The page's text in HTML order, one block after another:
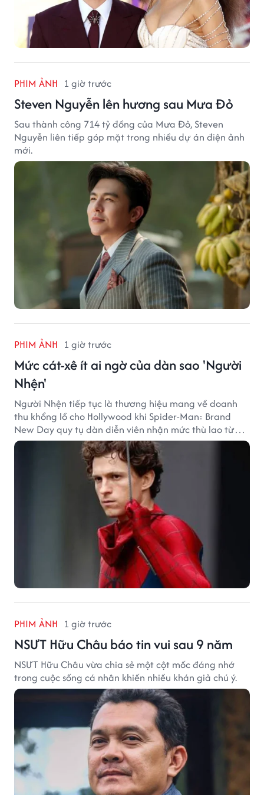
PHIM ẢNH 1 giờ trước
Steven Nguyễn lên hương sau Mưa Đỏ
Sau thành công 714 tỷ đồng của Mưa Đỏ, Steven
Nguyễn liên tiếp góp mặt trong nhiều dự án điện ảnh
mới.
PHIM ẢNH 1 giờ trước
Mức cát-xê ít ai ngờ của dàn sao 'Người
Nhện'
Người Nhện tiếp tục là thương hiệu mang về doanh
thu khổng lồ cho Hollywood khi Spider-Man: Brand
New Day quy tụ dàn diễn viên nhận mức thù lao từ
hàng chục đến hàng trăm tỷ đồng. Thành công phòng
vé của bộ phim cũng giúp nhiều ngôi sao sở hữu khoản
thu nhập đáng mơ ước.
PHIM ẢNH 1 giờ trước
NSƯT Hữu Châu báo tin vui sau 9 năm
NSƯT Hữu Châu vừa chia sẻ một cột mốc đáng nhớ
trong cuộc sống cá nhân khiến nhiều khán giả chú ý.